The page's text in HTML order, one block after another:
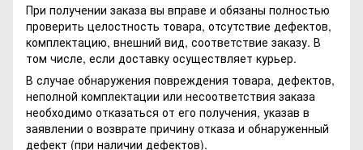
При получении заказа вы вправе и обязаны полностью
проверить целостность товара, отсутствие дефектов,
комплектацию, внешний вид, соответствие заказу. В
том числе, если доставку осуществляет курьер.
В случае обнаружения повреждения товара, дефектов,
неполной комплектации или несоответствия заказа
необходимо отказаться от его получения, указав в
заявлении о возврате причину отказа и обнаруженный
дефект (при наличии дефектов).